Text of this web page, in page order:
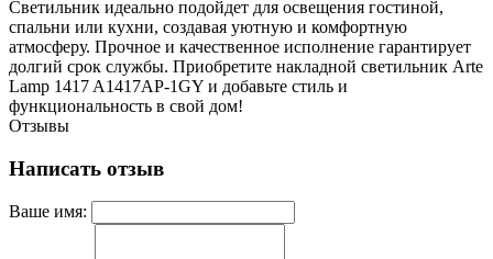
Светильник идеально подойдет для освещения гостиной,
спальни или кухни, создавая уютную и комфортную
атмосферу. Прочное и качественное исполнение гарантирует
долгий срок службы. Приобретите накладной светильник Arte
Lamp 1417 A1417AP-1GY и добавьте стиль и
функциональность в свой дом!
Отзывы
Написать отзыв
Ваше имя: